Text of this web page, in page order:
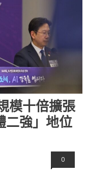
模十倍擴張
二強」地位
0